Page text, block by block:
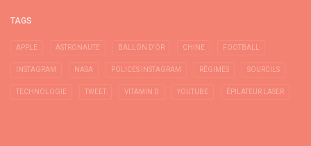
TAGS
APPLE ASTRONAUTE BALLON D'OR CHINE FOOTBALL
INSTAGRAM NASA POLICES INSTAGRAM RÉGIMES SOURCILS
TECHNOLOGIE TWEET VITAMIN D YOUTUBE ÉPILATEUR LASER